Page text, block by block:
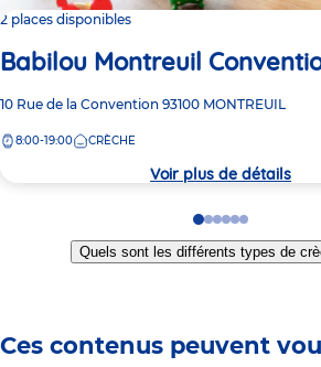
2 places disponibles
Babilou Montreuil
Adresse
la
10 Rue de la Convention 93100 MONTREUIL
8:00-19:00 CRÈCHE
Voir plus de détails
Go
to
slide
Go
to
slide
Go
to
slide
Go
to
slide
Go
to
slide
Go
to
slide
Quels sont les différents types de
Ces contenus peuvent